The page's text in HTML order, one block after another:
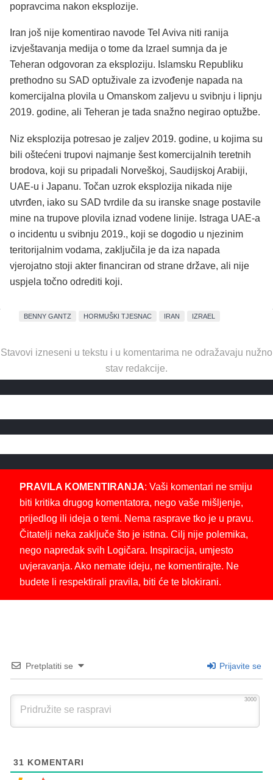
popravcima nakon eksplozije.
Iran još nije komentirao navode Tel Aviva niti ranija
izvještavanja medija o tome da Izrael sumnja da je
Teheran odgovoran za eksploziju. Islamsku Republiku
prethodno su SAD optuživale za izvođenje napada na
komercijalna plovila u Omanskom zaljevu u svibnju i lipnju
2019. godine, ali Teheran je tada snažno negirao optužbe.
Niz eksplozija potresao je zaljev 2019. godine, u kojima su
bili oštećeni trupovi najmanje šest komercijalnih teretnih
brodova, koji su pripadali Norveškoj, Saudijskoj Arabiji,
UAE-u i Japanu. Točan uzrok eksplozija nikada nije
utvrđen, iako su SAD tvrdile da su iranske snage postavile
mine na trupove plovila iznad vodene linije. Istraga UAE-a
o incidentu u svibnju 2019., koji se dogodio u njezinim
teritorijalnim vodama, zaključila je da iza napada
vjerojatno stoji akter financiran od strane države, ali nije
uspjela točno odrediti koji.
BENNY GANTZ HORMUŠKI TJESNAC IRAN IZRAEL
Stavovi izneseni u tekstu i u komentarima ne odražavaju nužno
stav redakcije.
PRAVILA KOMENTIRANJA: Vaši komentari ne smiju
biti kritika drugog komentatora, nego vaše mišljenje,
prijedlog ili ideja o temi. Nema rasprave tko je u pravu.
Čitatelji neka zaključe što je istina. Cilj nije polemika,
nego napredak svih Logičara. Inspiracija, umjesto
uvjeravanja. Ako nemate ideju, ne komentirajte. Ne
budete li respektirali pravila, biti će te blokirani.
Pretplatiti se Prijavite se
3000
31 KOMENTARI